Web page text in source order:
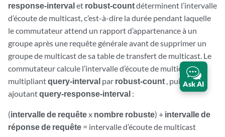
response-intervalet robust-countdéterminent l’intervalle
d’écoute de multicast, c’est-à-dire la durée pendant laquelle
le commutateur attend un rapport d’appartenance à un
groupe après une requête générale avant de supprimer un
groupe de multicast de sa table de transfert de multicast. Le
commutateur calcule l’intervalle d’écoute de multicast en
multipliantquery-interval par robust-count , puis en
ajoutantquery-response-interval :
(intervalle de requêtex nombre robuste) + intervalle de
réponse de requête = intervalle d’écoute de multicast
Ask AI